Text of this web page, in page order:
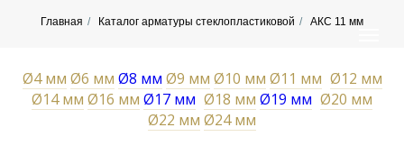
Главная / Каталог арматуры стеклопластиковой / АКС 11 мм
Ø4 мм Ø6 мм Ø8 мм Ø9 мм Ø10 мм Ø11 мм Ø12 мм
Ø14 мм Ø16 мм Ø17 мм Ø18 мм Ø19 мм Ø20 мм
Ø22 мм Ø24 мм